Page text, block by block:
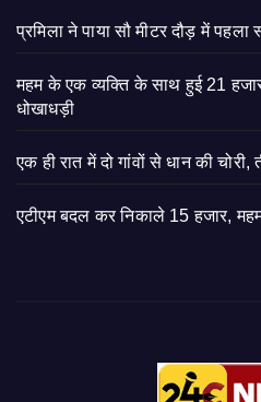
प्रमिला ने पाया सौ मीटर दौड़ में पहला
महम के एक व्यक्ति के साथ हुई 21
धोखाधड़ी
एक ही रात में दो गांवों से धान की
एटीएम बदल कर निकाले 15 हजार,